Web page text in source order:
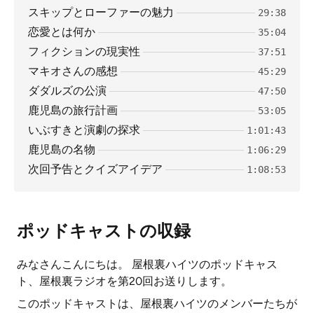
スキップとローファーの魅力 29:38
恋愛とは何か 35:04
フィクションの現実性 37:51
マキオさんの感想 45:29
ダダルズの公演 47:50
鹿児島の旅行計画 53:05
いぶすきと演劇の探求 1:01:43
鹿児島の名物 1:06:29
次回予告とクイズアイデア 1:08:53
ポッドキャストの収録
みなさんこんにちは。 屋根裏ハイツのポッドキャス
ト、屋根裏ラジオを第20回お送りします。
このポッドキャストは、屋根裏ハイツのメンバーたちが